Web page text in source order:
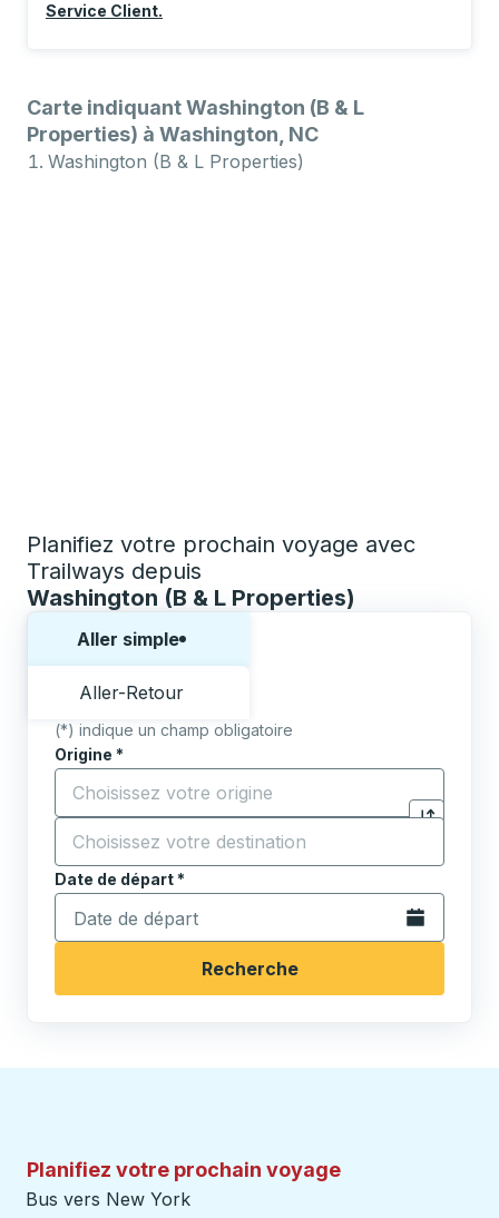
Service Client.
Carte indiquant Washington (B & L
Properties) à Washington, NC
Washington (B & L Properties)
Planifiez votre prochain voyage avec
Trailways depuis
Washington (B & L Properties)
Aller simple
Aller-Retour
(*) indique un champ obligatoire
Origine *
Commencez à saisir la ville d'origine pour ouvrir
Cliquez
Destination*
Commencez à saisir la ville de destination pour
Date de départ*
Tapez la date au format date Barre oblique du mois à
Ouvrez le
Recherche
Planifiez votre prochain voyage
Bus vers New York